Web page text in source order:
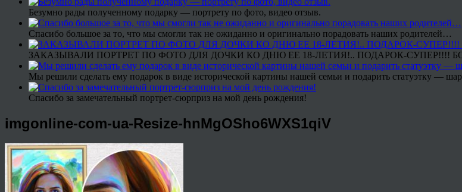
Безумно рады полученному подарку — портрету по фото, видео отзыв.
Спасибо большое за то, что мы смогли так не ожиданно и оригинально порадовать наших родителей…
ЗАКАЗЫВАЛИ ПОРТРЕТ ПО ФОТО ДЛЯ ДОЧКИ КО ДНЮ ЕЕ 18-ЛЕТИЯ!.. ПОДАРОК-СУПЕР!!!!
Мы решили сделать ему подарок в виде исторической картины нашей семьи и подарить статуэтку —
Спасибо за замечательный портрет-сюрприз на мой день рождения!
imgonline-com-ua-Resize-hnMgOSho6WXS1qiV